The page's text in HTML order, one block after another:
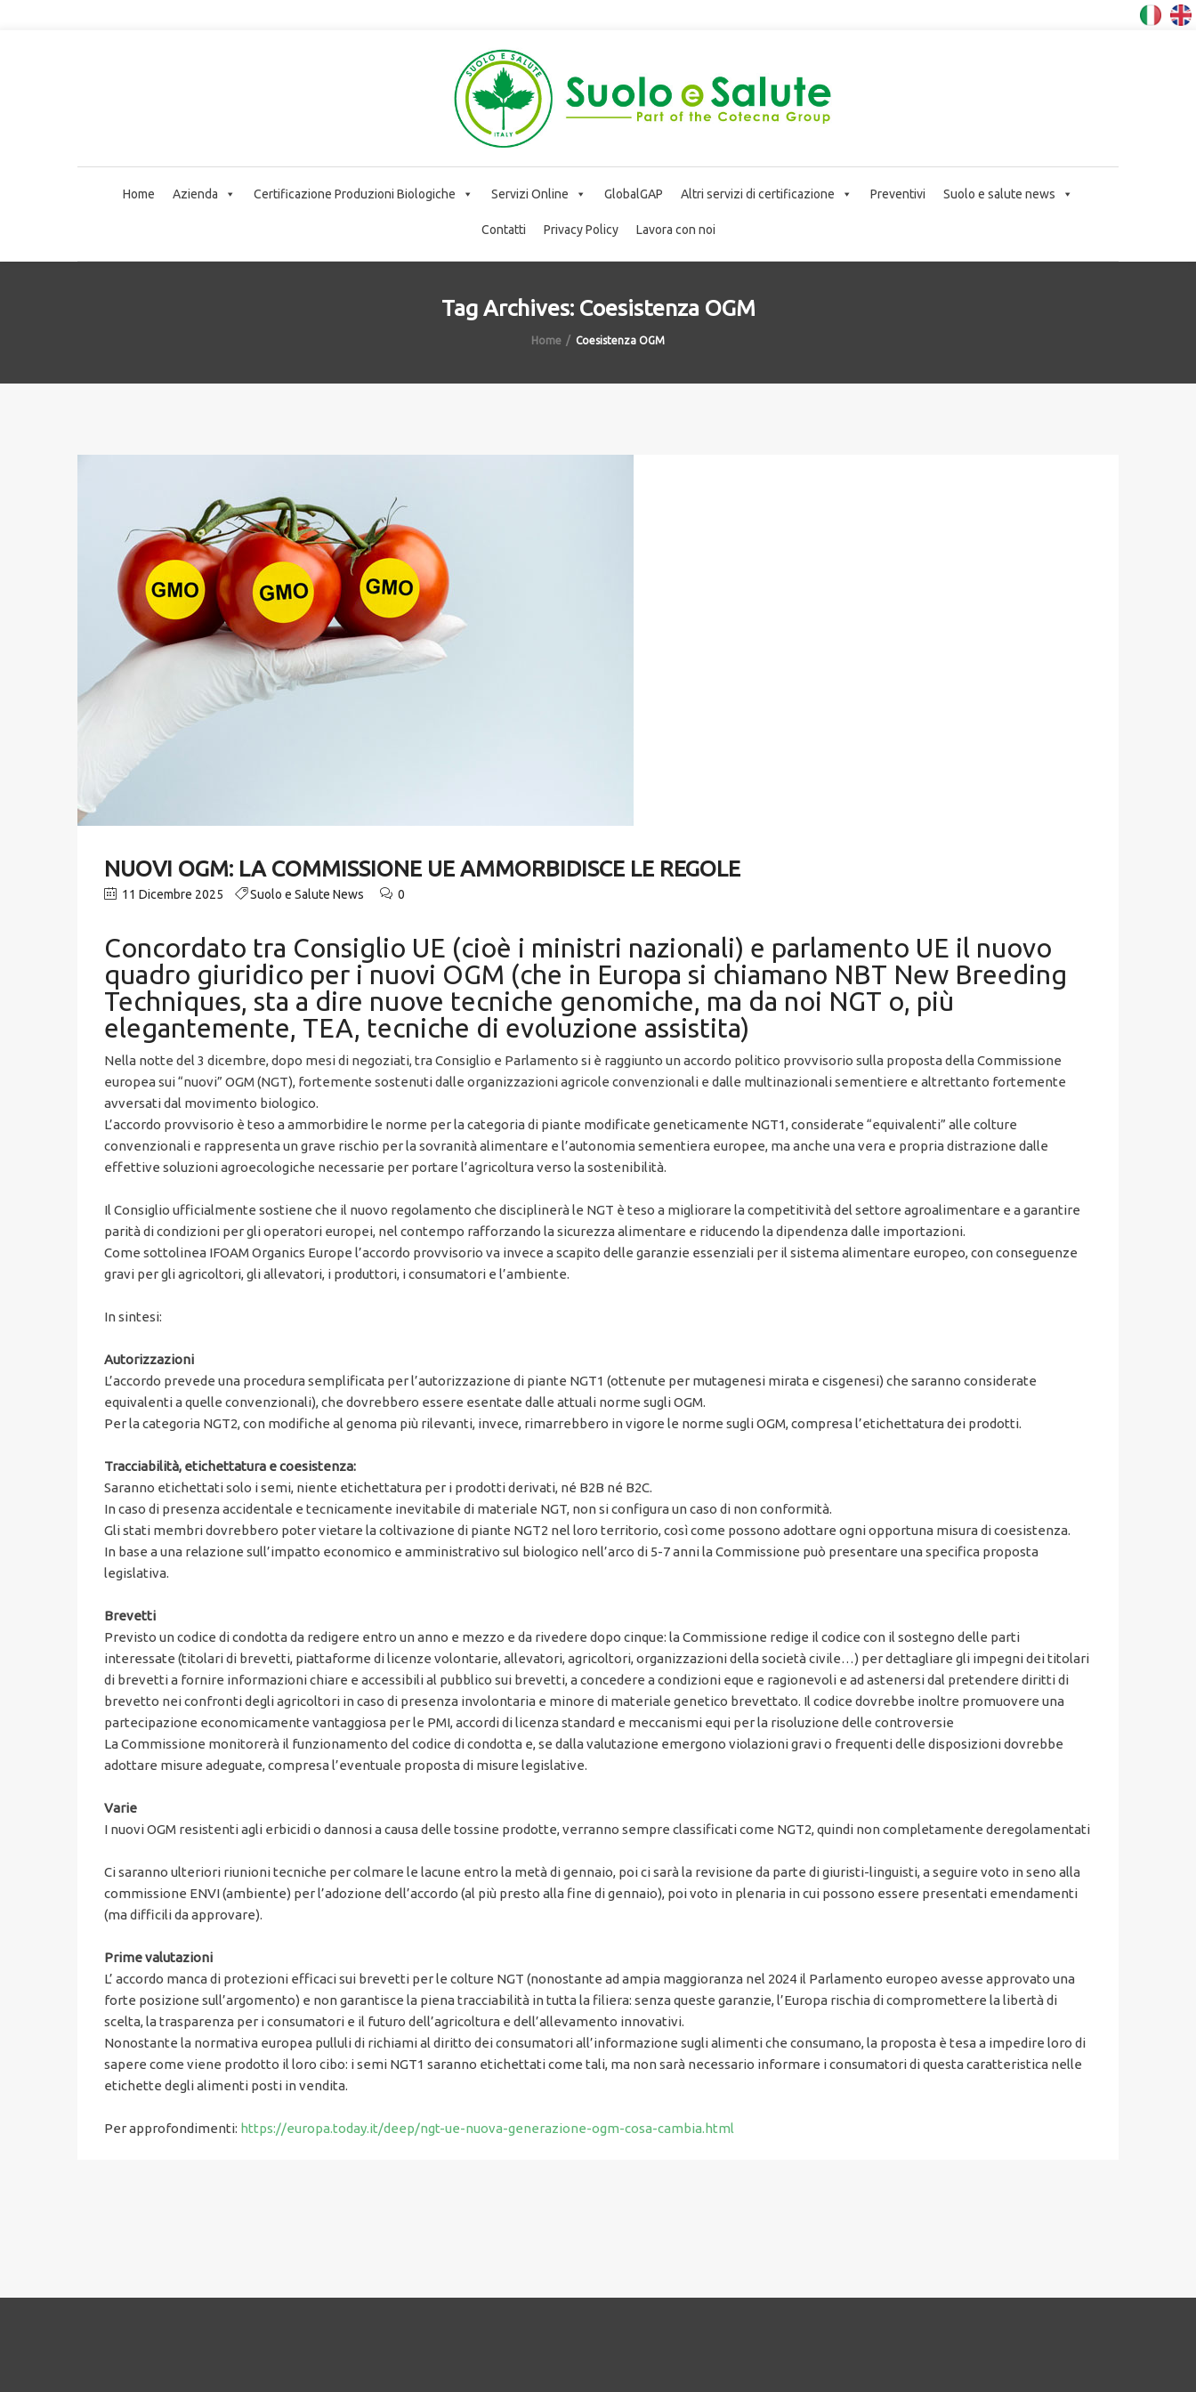
Home Azienda Certificazione Produzioni Biologiche Servizi Online GlobalGAP Altri servizi di certificazione Preventivi Suolo e salute news
Contatti Privacy Policy Lavora con noi
Tag Archives: Coesistenza OGM
Home Coesistenza OGM
NUOVI OGM: LA COMMISSIONE UE AMMORBIDISCE LE REGOLE
11 Dicembre 2025 Suolo e Salute News 0
Concordato tra Consiglio UE (cioè i ministri nazionali) e parlamento UE il nuovo
quadro giuridico per i nuovi OGM (che in Europa si chiamano NBT New Breeding
Techniques, sta a dire nuove tecniche genomiche, ma da noi NGT o, più
elegantemente, TEA, tecniche di evoluzione assistita)
Nella notte del 3 dicembre, dopo mesi di negoziati, tra Consiglio e Parlamento si è raggiunto un accordo politico provvisorio sulla proposta della Commissione
europea sui “nuovi” OGM (NGT), fortemente sostenuti dalle organizzazioni agricole convenzionali e dalle multinazionali sementiere e altrettanto fortemente
avversati dal movimento biologico.
L’accordo provvisorio è teso a ammorbidire le norme per la categoria di piante modificate geneticamente NGT1, considerate “equivalenti” alle colture
convenzionali e rappresenta un grave rischio per la sovranità alimentare e l’autonomia sementiera europee, ma anche una vera e propria distrazione dalle
effettive soluzioni agroecologiche necessarie per portare l’agricoltura verso la sostenibilità.
Il Consiglio ufficialmente sostiene che il nuovo regolamento che disciplinerà le NGT è teso a migliorare la competitività del settore agroalimentare e a garantire
parità di condizioni per gli operatori europei, nel contempo rafforzando la sicurezza alimentare e riducendo la dipendenza dalle importazioni.
Come sottolinea IFOAM Organics Europe l’accordo provvisorio va invece a scapito delle garanzie essenziali per il sistema alimentare europeo, con conseguenze
gravi per gli agricoltori, gli allevatori, i produttori, i consumatori e l’ambiente.
In sintesi:
Autorizzazioni
L’accordo prevede una procedura semplificata per l’autorizzazione di piante NGT1 (ottenute per mutagenesi mirata e cisgenesi) che saranno considerate
equivalenti a quelle convenzionali), che dovrebbero essere esentate dalle attuali norme sugli OGM.
Per la categoria NGT2, con modifiche al genoma più rilevanti, invece, rimarrebbero in vigore le norme sugli OGM, compresa l’etichettatura dei prodotti.
Tracciabilità, etichettatura e coesistenza:
Saranno etichettati solo i semi, niente etichettatura per i prodotti derivati, né B2B né B2C.
In caso di presenza accidentale e tecnicamente inevitabile di materiale NGT, non si configura un caso di non conformità.
Gli stati membri dovrebbero poter vietare la coltivazione di piante NGT2 nel loro territorio, così come possono adottare ogni opportuna misura di coesistenza.
In base a una relazione sull’impatto economico e amministrativo sul biologico nell’arco di 5-7 anni la Commissione può presentare una specifica proposta
legislativa.
Brevetti
Previsto un codice di condotta da redigere entro un anno e mezzo e da rivedere dopo cinque: la Commissione redige il codice con il sostegno delle parti
interessate (titolari di brevetti, piattaforme di licenze volontarie, allevatori, agricoltori, organizzazioni della società civile…) per dettagliare gli impegni dei titolari
di brevetti a fornire informazioni chiare e accessibili al pubblico sui brevetti, a concedere a condizioni eque e ragionevoli e ad astenersi dal pretendere diritti di
brevetto nei confronti degli agricoltori in caso di presenza involontaria e minore di materiale genetico brevettato. Il codice dovrebbe inoltre promuovere una
partecipazione economicamente vantaggiosa per le PMI, accordi di licenza standard e meccanismi equi per la risoluzione delle controversie
La Commissione monitorerà il funzionamento del codice di condotta e, se dalla valutazione emergono violazioni gravi o frequenti delle disposizioni dovrebbe
adottare misure adeguate, compresa l’eventuale proposta di misure legislative.
Varie
I nuovi OGM resistenti agli erbicidi o dannosi a causa delle tossine prodotte, verranno sempre classificati come NGT2, quindi non completamente deregolamentati
Ci saranno ulteriori riunioni tecniche per colmare le lacune entro la metà di gennaio, poi ci sarà la revisione da parte di giuristi-linguisti, a seguire voto in seno alla
commissione ENVI (ambiente) per l’adozione dell’accordo (al più presto alla fine di gennaio), poi voto in plenaria in cui possono essere presentati emendamenti
(ma difficili da approvare).
Prime valutazioni
L’ accordo manca di protezioni efficaci sui brevetti per le colture NGT (nonostante ad ampia maggioranza nel 2024 il Parlamento europeo avesse approvato una
forte posizione sull’argomento) e non garantisce la piena tracciabilità in tutta la filiera: senza queste garanzie, l’Europa rischia di compromettere la libertà di
scelta, la trasparenza per i consumatori e il futuro dell’agricoltura e dell’allevamento innovativi.
Nonostante la normativa europea pulluli di richiami al diritto dei consumatori all’informazione sugli alimenti che consumano, la proposta è tesa a impedire loro di
sapere come viene prodotto il loro cibo: i semi NGT1 saranno etichettati come tali, ma non sarà necessario informare i consumatori di questa caratteristica nelle
etichette degli alimenti posti in vendita.
Per approfondimenti: https://europa.today.it/deep/ngt-ue-nuova-generazione-ogm-cosa-cambia.html